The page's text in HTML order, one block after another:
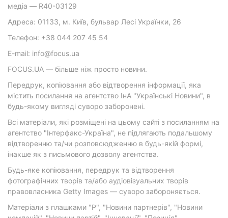
медіа — R40-03129
Адреса: 01133, м. Київ, бульвар Лесі Українки, 26
Телефон: +38 044 207 45 54
E-mail: info@focus.ua
FOCUS.UA — більше ніж просто новини.
Передрук, копіювання або відтворення інформації, яка
містить посилання на агентство ІнА "Українські Новини", в
будь-якому вигляді суворо заборонені.
Всі матеріали, які розміщені на цьому сайті з посиланням на
агентство "Інтерфакс-Україна", не підлягають подальшому
відтворенню та/чи розповсюдженню в будь-якій формі,
інакше як з письмового дозволу агентства.
Будь-яке копіювання, передрук та відтворення
фотографічних творів та/або аудіовізуальних творів
правовласника Getty Images — суворо забороняється.
Матеріали з плашками "Р", "Новини партнерів", "Новини